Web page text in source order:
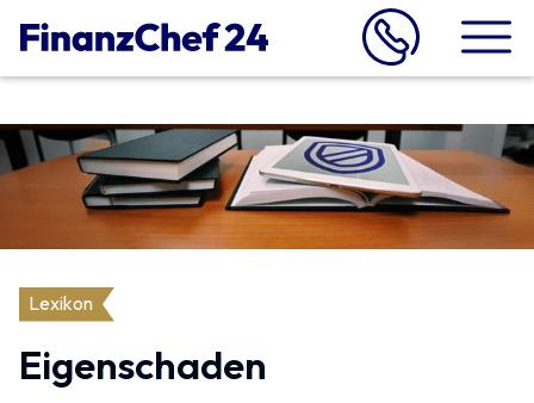
Lexikon
Eigenschaden